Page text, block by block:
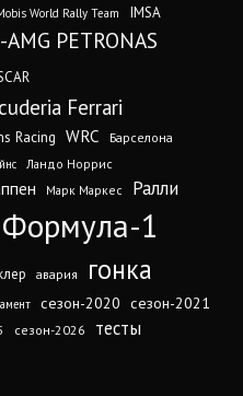
World Rally Team IMSA
PETRONAS
Ferrari
Racing WRC
Барселона
Ландо Норрис
Марк Маркес Ралли
Формула-1
авария гонка
сезон-2020 сезон-2021
сезон-2026 тесты